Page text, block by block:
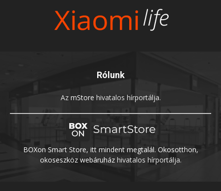
Rólunk
Az mStore hivatalos hírportálja.
BOXon Smart Store, itt mindent megtalál. Okosotthon,
okoseszköz webáruházhivatalos hírportálja.